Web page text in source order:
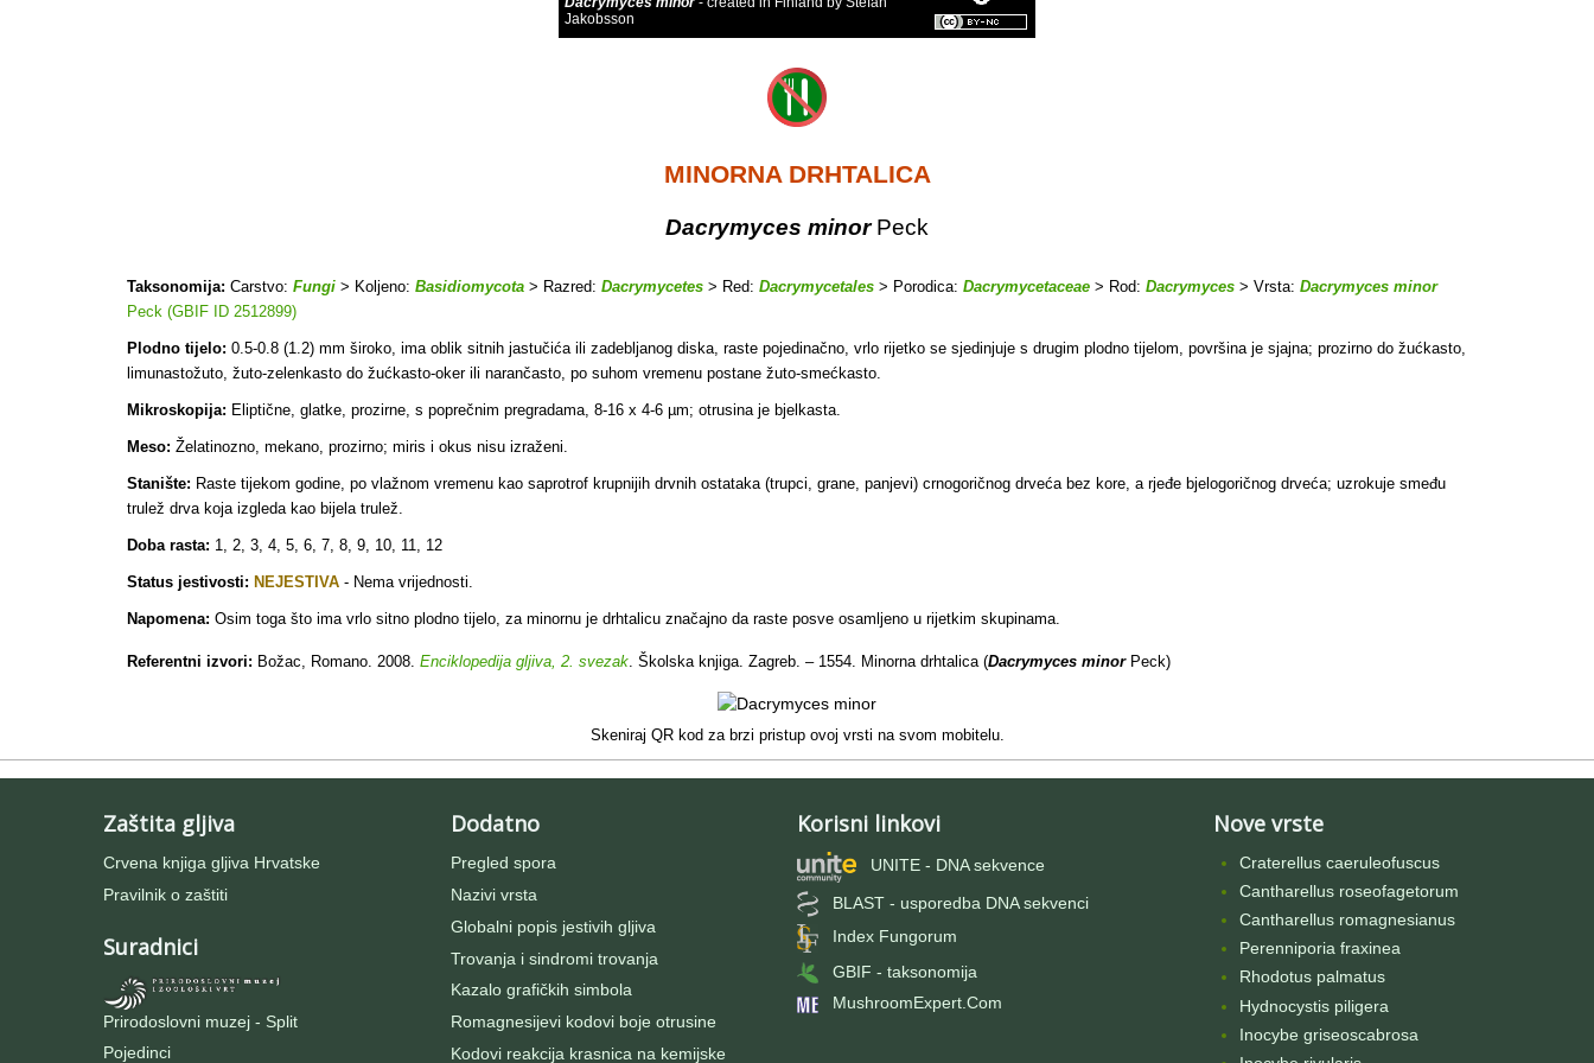
Jakobsson
MINORNA DRHTALICA
Dacrymyces minorPeck
Taksonomija: Carstvo: Fungi > Koljeno: Basidiomycota > Razred: Dacrymycetes > Red: Dacrymycetales > Porodica: Dacrymycetaceae > Rod: Dacrymyces > Vrsta: Dacrymyces minor
Peck (GBIF ID 2512899)
Plodno tijelo: 0.5-0.8 (1.2) mm široko, ima oblik sitnih jastučića ili zadebljanog diska, raste pojedinačno, vrlo rijetko se sjedinjuje s drugim plodno tijelom, površina je sjajna; prozirno do žućkasto,
limunastožuto, žuto-zelenkasto do žućkasto-oker ili narančasto, po suhom vremenu postane žuto-smećkasto.
Mikroskopija: Eliptične, glatke, prozirne, s poprečnim pregradama, 8-16 x 4-6 µm; otrusina je bjelkasta.
Meso: Želatinozno, mekano, prozirno; miris i okus nisu izraženi.
Stanište: Raste tijekom godine, po vlažnom vremenu kao saprotrof krupnijih drvnih ostataka (trupci, grane, panjevi) crnogoričnog drveća bez kore, a rjeđe bjelogoričnog drveća; uzrokuje smeđu
trulež drva koja izgleda kao bijela trulež.
Doba rasta: 1, 2, 3, 4, 5, 6, 7, 8, 9, 10, 11, 12
Status jestivosti: NEJESTIVA - Nema vrijednosti.
Napomena: Osim toga što ima vrlo sitno plodno tijelo, za minornu je drhtalicu značajno da raste posve osamljeno u rijetkim skupinama.
Referentni izvori: Božac, Romano. 2008. Enciklopedija gljiva, 2. svezak . Školska knjiga. Zagreb. – 1554. Minorna drhtalica (Dacrymyces minorPeck)
Skeniraj QR kod za brzi pristup ovoj vrsti na svom mobitelu.
Zaštita gljiva
Crvena knjiga gljiva Hrvatske
Pravilnik o zaštiti
Suradnici
Prirodoslovni muzej - Split
Pojedinci
Dodatno
Pregled spora
Nazivi vrsta
Globalni popis jestivih gljiva
Trovanja i sindromi trovanja
Kazalo grafičkih simbola
Romagnesijevi kodovi boje otrusine
Kodovi reakcija krasnica na kemijske
Korisni linkovi
UNITE - DNA sekvence
BLAST - usporedba DNA sekvenci
Index Fungorum
GBIF - taksonomija
MushroomExpert.Com
Nove vrste
Craterellus caeruleofuscus
Cantharellus roseofagetorum
Cantharellus romagnesianus
Perenniporia fraxinea
Rhodotus palmatus
Hydnocystis piligera
Inocybe griseoscabrosa